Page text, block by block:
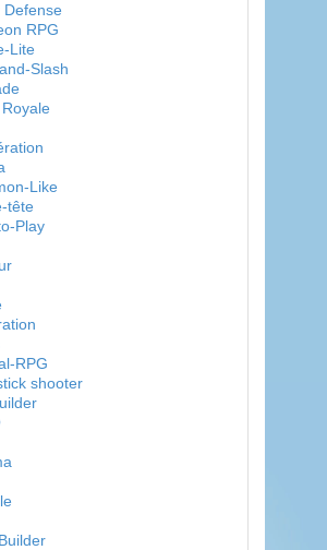
Defense
RPG
Lite
Slash
Like
tête
Play
RPG
shooter